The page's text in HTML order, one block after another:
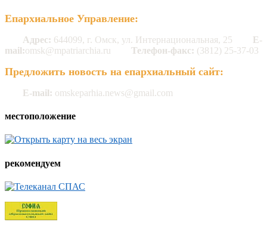
Епархиальное Управление:
Адрес: 644099, г. Омск, ул. Интернациональная, 25
E-
mail:omsk@mpatriarchia.ru Телефон-факс: (3812) 25-37-03
Предложить новость на епархиальный сайт:
E-mail: omskeparhia.news@gmail.com
местоположение
рекомендуем